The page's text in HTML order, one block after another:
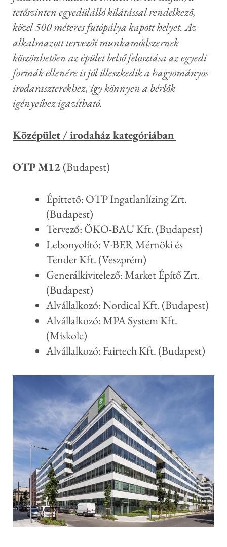
tetőszinten egyedülálló kilátással rendelkező,
közel 500 méteres futópálya kapott helyet. Az
alkalmazott tervezői munkamódszernek
köszönhetően az épület belső felosztása az egyedi
formák ellenére is jól illeszkedik a hagyományos
irodaraszterekhez, így könnyen a bérlők
igényeihez igazítható.
Középület / irodaház kategóriában
OTP M12 (Budapest)
Építtető: OTP Ingatlanlízing Zrt.
(Budapest)
Tervező: ÖKO-BAU Kft. (Budapest)
Lebonyolító: V-BER Mérnöki és
Tender Kft. (Veszprém)
Generálkivitelező: Market Építő Zrt.
(Budapest)
Alvállalkozó: Nordical Kft. (Budapest)
Alvállalkozó: MPA System Kft.
(Miskolc)
Alvállalkozó: Fairtech Kft. (Budapest)